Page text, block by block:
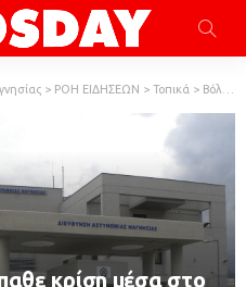
> ΡΟΗ ΕΙΔΗΣΕΩΝ > Τοπικά > Βόλος
κρίση μέσα στο